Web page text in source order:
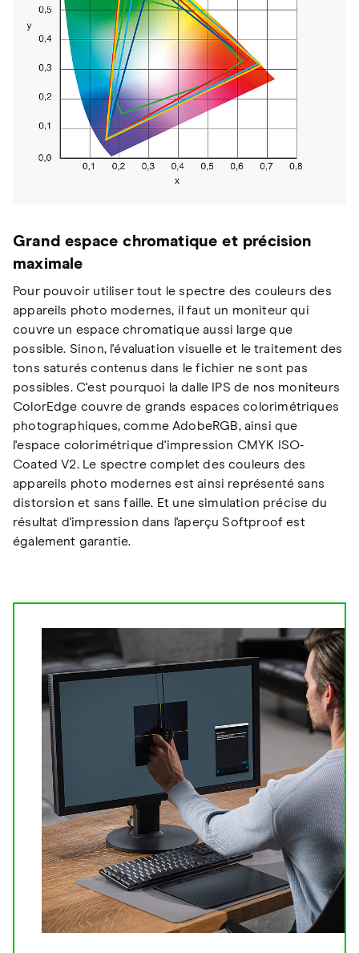
Grand espace chromatique et précision
maximale
Pour pouvoir utiliser tout le spectre des couleurs des
appareils photo modernes, il faut un moniteur qui
couvre un espace chromatique aussi large que
possible. Sinon, l'évaluation visuelle et le traitement des
tons saturés contenus dans le fichier ne sont pas
possibles. C'est pourquoi la dalle IPS de nos moniteurs
ColorEdge couvre de grands espaces colorimétriques
photographiques, comme AdobeRGB, ainsi que
l'espace colorimétrique d'impression CMYK ISO-
Coated V2. Le spectre complet des couleurs des
appareils photo modernes est ainsi représenté sans
distorsion et sans faille. Et une simulation précise du
résultat d'impression dans l'aperçu Softproof est
également garantie.